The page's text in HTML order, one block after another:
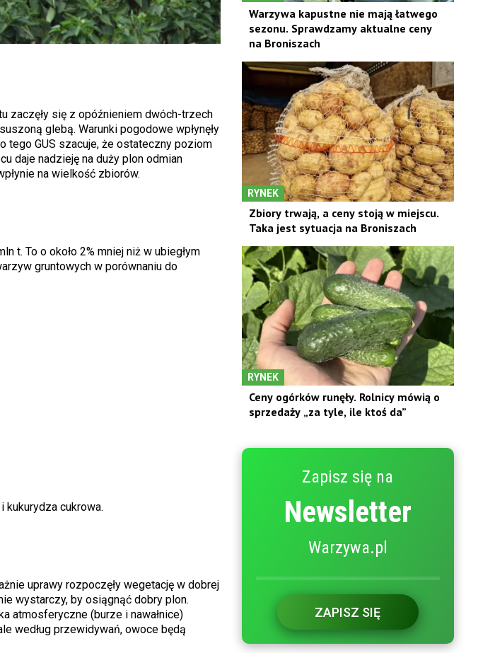
zaczęły się z opóźnieniem dwóch-trzech
glebą. Warunki pogodowe wpłynęły
tego GUS szacuje, że ostateczny poziom
daje nadzieję na duży plon odmian
na wielkość zbiorów.
t. To o około 2% mniej niż w ubiegłym
gruntowych w porównaniu do
kukurydza cukrowa.
uprawy rozpoczęły wegetację w dobrej
wystarczy, by osiągnąć dobry plon.
atmosferyczne (burze i nawałnice)
według przewidywań, owoce będą
Warzywa kapustne nie mają łatwego
sezonu. Sprawdzamy aktualne ceny
na Broniszach
RYNEK
Zbiory trwają, a ceny stoją w miejscu.
Taka jest sytuacja na Broniszach
RYNEK
Ceny ogórków runęły. Rolnicy mówią o
sprzedaży „za tyle, ile ktoś da”
Zapisz się na
Newsletter
Warzywa.pl
ZAPISZ SIĘ